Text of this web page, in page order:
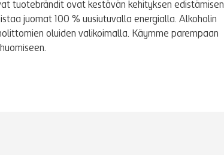
tuotebrändit ovat kestävän kehityksen edistämisen
juomat 100 % uusiutuvalla energialla. Alkoholin
oluiden valikoimalla. Käymme parempaan
huomiseen.